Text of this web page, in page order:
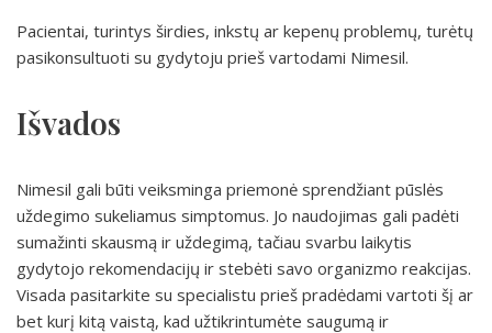
Pacientai, turintys širdies, inkstų ar kepenų problemų, turėtų
pasikonsultuoti su gydytoju prieš vartodami Nimesil.
Išvados
Nimesil gali būti veiksminga priemonė sprendžiant pūslės
uždegimo sukeliamus simptomus. Jo naudojimas gali padėti
sumažinti skausmą ir uždegimą, tačiau svarbu laikytis
gydytojo rekomendacijų ir stebėti savo organizmo reakcijas.
Visada pasitarkite su specialistu prieš pradėdami vartoti šį ar
bet kurį kitą vaistą, kad užtikrintumėte saugumą ir